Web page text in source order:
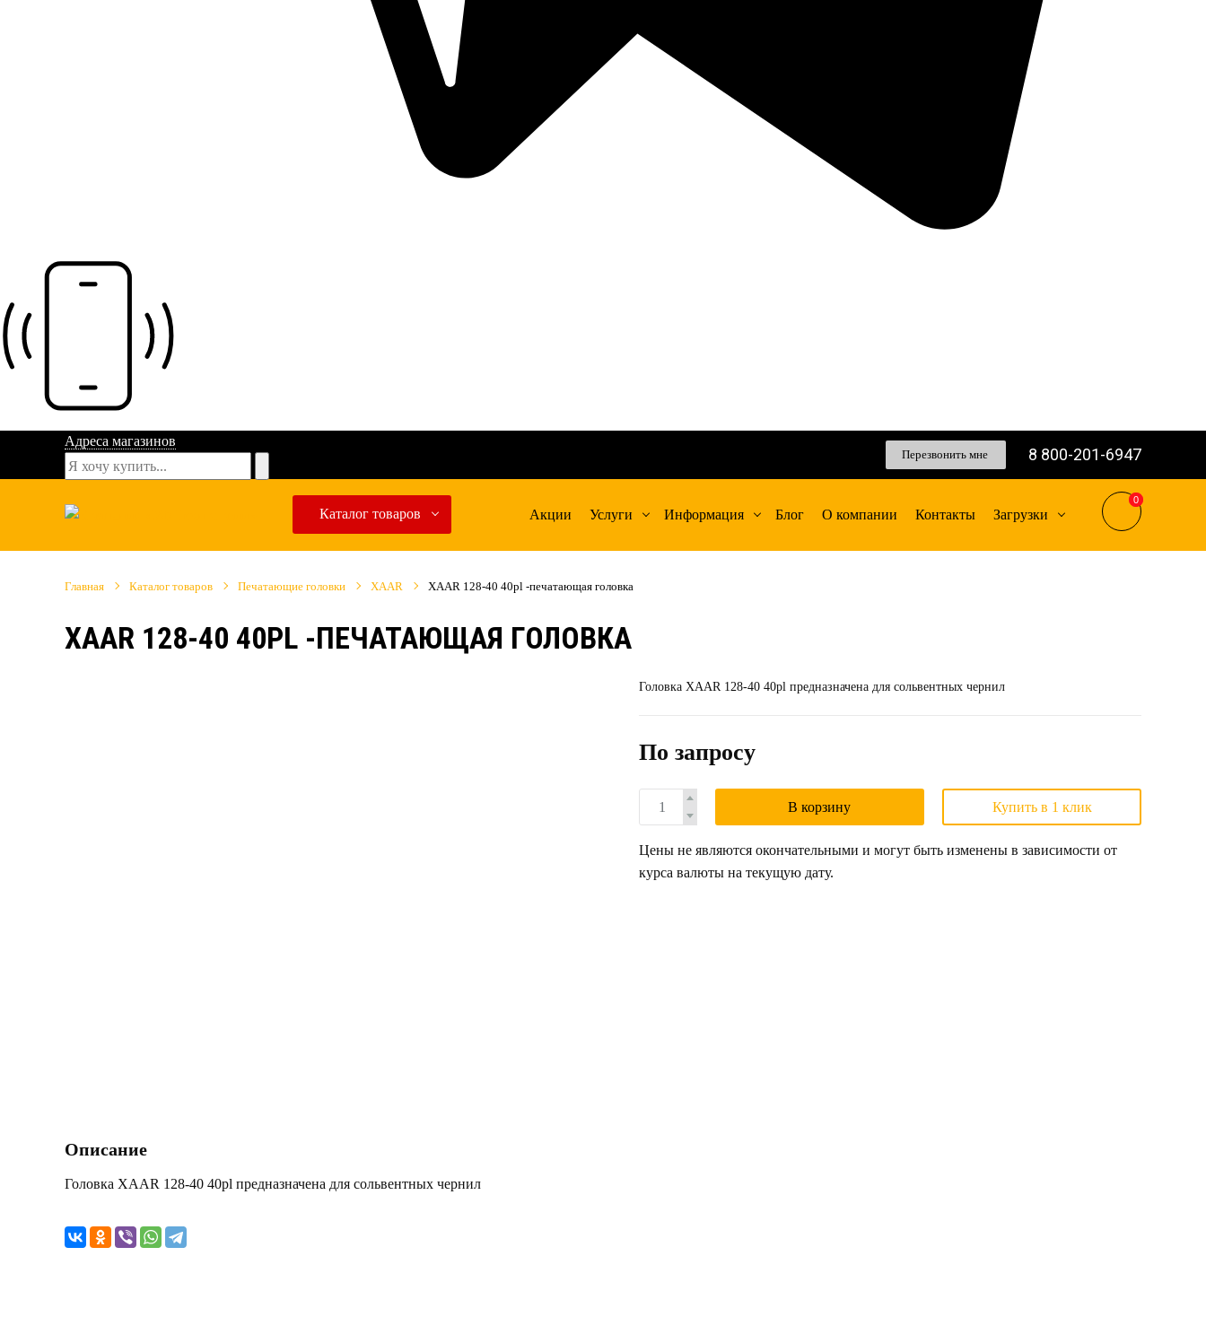
Адреса магазинов
Перезвонить мне 8 800-201-6947
Каталог товаров Акции Услуги Информация Блог О компании Контакты Загрузки
0
0
Главная Каталог товаров Печатающие головки XAAR XAAR 128-40 40pl -печатающая головка
XAAR 128-40 40PL -ПЕЧАТАЮЩАЯ ГОЛОВКА
Головка XAAR 128-40 40pl предназначена для сольвентных чернил
По запросу
В корзину Купить в 1 клик
Цены не являются окончательными и могут быть изменены в зависимости от
курса валюты на текущую дату.
Описание
Головка XAAR 128-40 40pl предназначена для сольвентных чернил